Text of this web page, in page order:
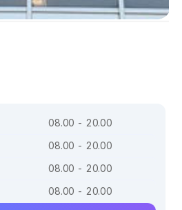
08.00 - 20.00
08.00 - 20.00
08.00 - 20.00
08.00 - 20.00